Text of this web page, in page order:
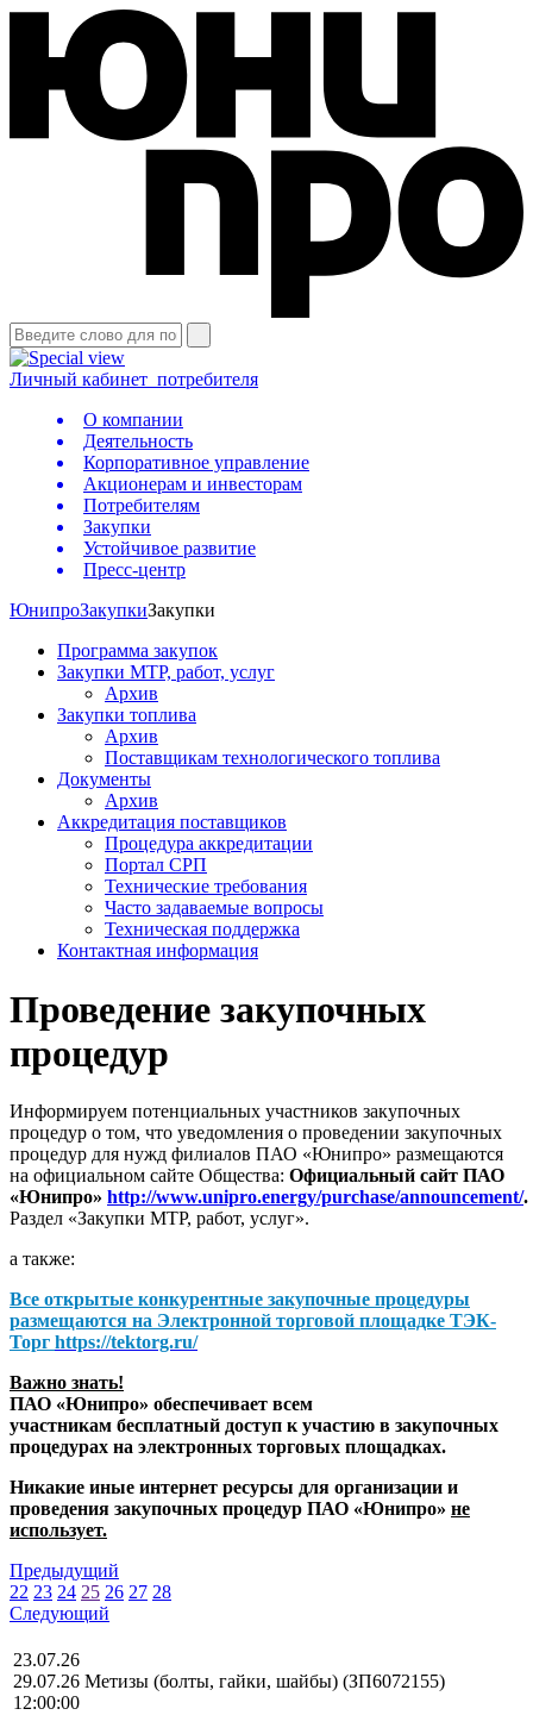
Личный кабинет потребителя
О компании
Деятельность
Корпоративное управление
Акционерам и инвесторам
Потребителям
Закупки
Устойчивое развитие
Пресс-центр
ЮнипроЗакупкиЗакупки
Программа закупок
Закупки МТР, работ, услуг
Архив
Закупки топлива
Архив
Поставщикам технологического топлива
Документы
Архив
Аккредитация поставщиков
Процедура аккредитации
Портал СРП
Технические требования
Часто задаваемые вопросы
Техническая поддержка
Контактная информация
Проведение закупочных
процедур
Информируем потенциальных участников закупочных
процедур о том, что уведомления о проведении закупочных
процедур для нужд филиалов ПАО «Юнипро» размещаются
на официальном сайте Общества: Официальный сайт ПАО
«Юнипро» http://www.unipro.energy/purchase/announcement/.
Раздел «Закупки МТР, работ, услуг».
а также:
Все открытые конкурентные закупочные процедуры
размещаются на Электронной торговой площадке ТЭК-
Торг https://tektorg.ru/
Важно знать!
ПАО «Юнипро» обеспечивает всем
участникам бесплатный доступ к участию в закупочных
процедурах на электронных торговых площадках.
Никакие иные интернет ресурсы для организации и
проведения закупочных процедур ПАО «Юнипро» не
использует.
Предыдущий
22 23 24 25 26 27 28
Следующий
23.07.26
29.07.26
12:00:00
Метизы (болты, гайки, шайбы) (ЗП6072155)